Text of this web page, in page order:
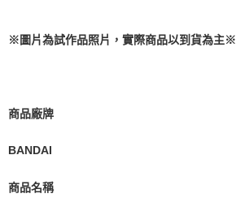
資料（包含姓名、電話或地址）提供予台灣大哥大進
預購-宅配(舊)
每筆NT$160，滿NT$3,000(含以上)免運費
※圖片為試作品照片，實際商品以到貨為主※
商品廠牌
BANDAI
商品名稱